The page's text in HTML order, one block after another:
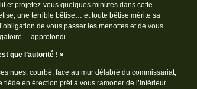
et projetez-vous quelques minutes dans cette
une terrible bêtise… et toute bêtise mérite sa
de vous passer les menottes et de vous
approfondi…
que l’autorité ! »
nues, courbé, face au mur délabré du commissariat,
en érection prêt à vous ramoner de l’intérieur